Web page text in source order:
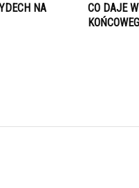
NA
CO DAJE